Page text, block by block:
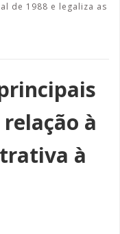
de 1988 e legaliza as
à
à